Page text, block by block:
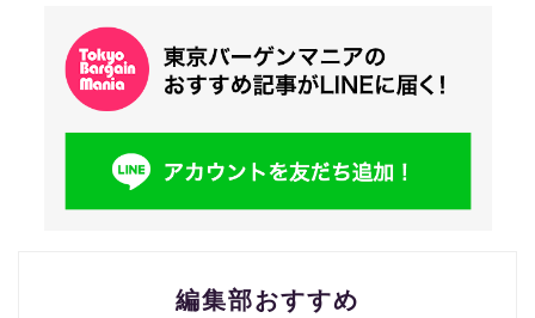
編集部おすすめ